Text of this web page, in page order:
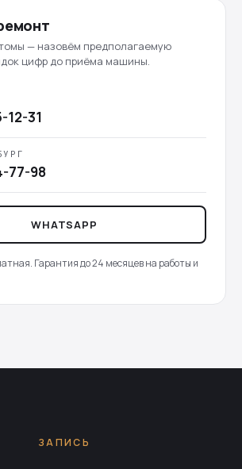
— назовём предполагаемую
цифр до приёма машины.
12-31
77-98
WHATSAPP
Гарантия до 24 месяцев на работы и
ЗАПИСЬ